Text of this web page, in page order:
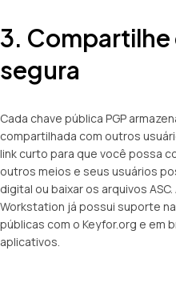
3. Compartilhe
segura
Cada chave pública PGP
compartilhada com outros
link curto para que você possa
outros meios e seus usuários
digital ou baixar os arquivos
Workstation já possui suporte
públicas com o Keyfor.org e em
aplicativos.